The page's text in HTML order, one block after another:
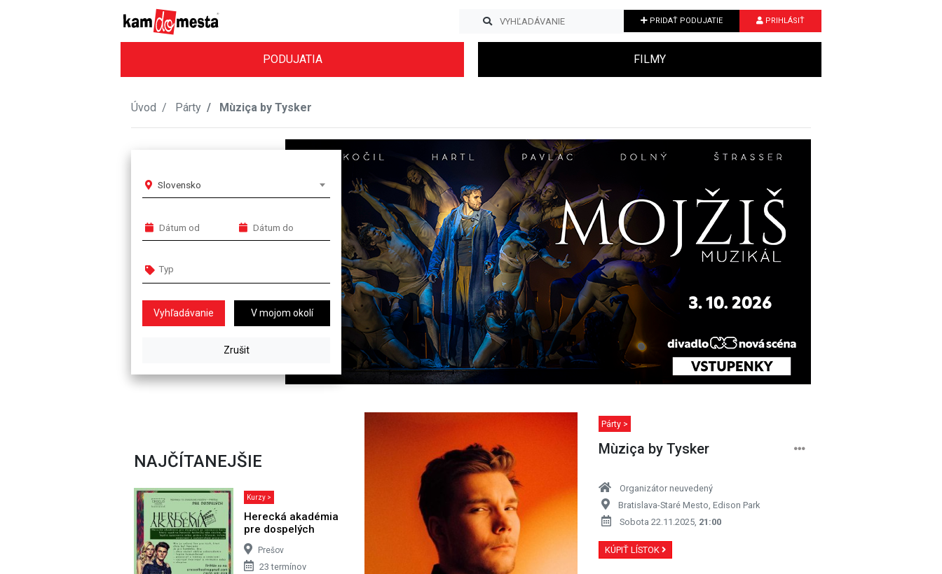
PRIDAŤ PODUJATIE PRIHLÁSIŤ
PODUJATIA FILMY
Úvod Párty Mùziça by Tysker
Slovensko
V mojom okolí
Previous
NAJČÍTANEJŠIE
Kurzy >
Herecká akadémia
pre dospelých
Prešov
23 termínov
Párty >
Mùziça by Tysker
Organizátor neuvedený
Bratislava-Staré Mesto, Edison Park
Sobota 22.11.2025, 21:00
KÚPIŤ LÍSTOK